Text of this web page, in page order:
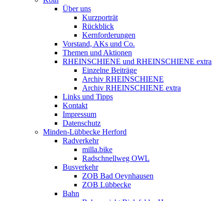
Über uns
Kurzporträt
Rückblick
Kernforderungen
Vorstand, AKs und Co.
Themen und Aktionen
RHEINSCHIENE und RHEINSCHIENE extra
Einzelne Beiträge
Archiv RHEINSCHIENE
Archiv RHEINSCHIENE extra
Links und Tipps
Kontakt
Impressum
Datenschutz
Minden-Lübbecke Herford
Radverkehr
milla.bike
Radschnellweg OWL
Busverkehr
ZOB Bad Oeynhausen
ZOB Lübbecke
Bahn